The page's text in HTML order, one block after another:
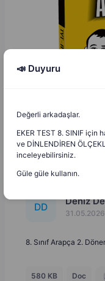
DD Deniz
31.05.2026
8. Sınıf Arapça 2.
580 KB Doc
📣 Duyuru
Değerli arkadaşlar.
EKER TEST 8. SINIF için
ve DİNLENDİREN
inceleyebilirsiniz.
Güle güle kullanın.